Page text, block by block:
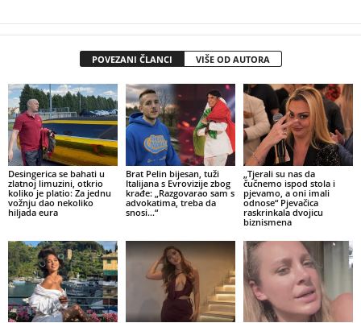
POVEZANI ČLANCI VIŠE OD AUTORA
Desingerica se bahati u
zlatnoj limuzini, otkrio
koliko je platio: Za jednu
vožnju dao nekoliko
hiljada eura
Brat Pelin bijesan, tuži
Italijana s Evrovizije zbog
krađe: „Razgovarao sam s
advokatima, treba da
snosi…“
„Tjerali su nas da
čučnemo ispod stola i
pjevamo, a oni imali
odnose“ Pjevačica
raskrinkala dvojicu
biznismena